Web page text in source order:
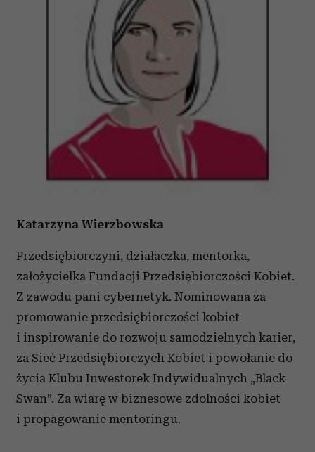
Katarzyna Wierzbowska
Przedsiębiorczyni, działaczka, mentorka,
założycielka Fundacji Przedsiębiorczości Kobiet.
Z zawodu pani cybernetyk. Nominowana za
promowanie przedsiębiorczości kobiet
i inspirowanie do rozwoju samodzielnych karier,
za Sieć Przedsiębiorczych Kobiet i powołanie do
życia Klubu Inwestorek Indywidualnych „Black
Swan”. Za wiarę w biznesowe zdolności kobiet
i propagowanie mentoringu.